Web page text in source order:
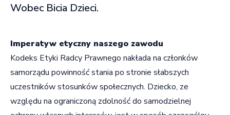
Wobec Bicia Dzieci.
Imperatyw etyczny naszego zawodu
Kodeks Etyki Radcy Prawnego nakłada na członków
samorządu powinność stania po stronie słabszych
uczestników stosunków społecznych. Dziecko, ze
względu na ograniczoną zdolność do samodzielnej